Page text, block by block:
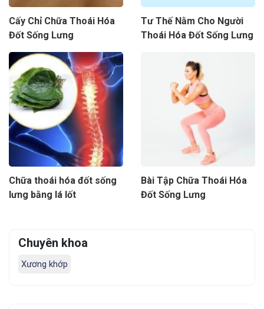
Cấy Chỉ Chữa Thoái Hóa
Đốt Sống Lưng
Tư Thế Nằm Cho Người
Thoái Hóa Đốt Sống Lưng
Chữa thoái hóa đốt sống
lưng bằng lá lốt
Bài Tập Chữa Thoái Hóa
Đốt Sống Lưng
Chuyên khoa
Xương khớp